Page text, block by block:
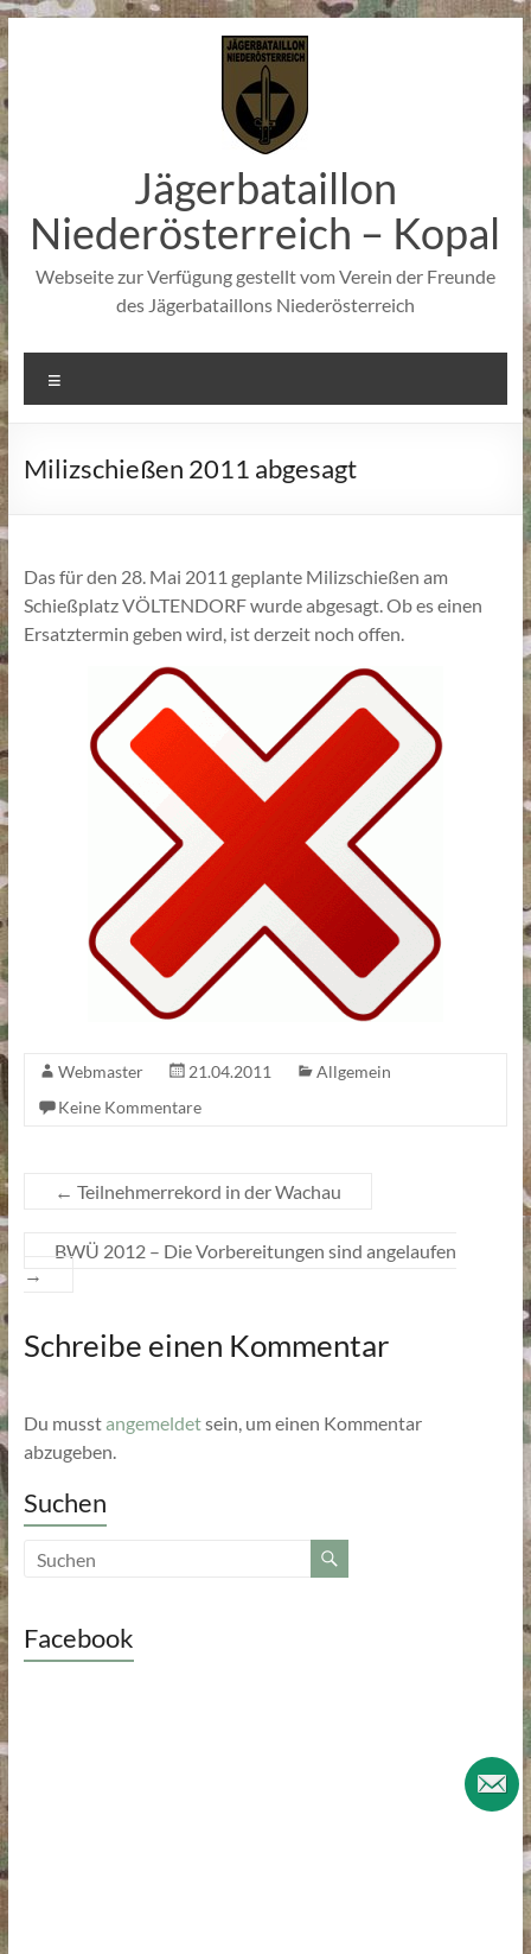
Zum
springen
Jägerbataillon
Niederösterreich – Kopal
Webseite zur Verfügung gestellt vom Verein der Freunde
des Jägerbataillons Niederösterreich
Milizschießen 2011 abgesagt
Das für den 28. Mai 2011 geplante Milizschießen am
Schießplatz VÖLTENDORF wurde abgesagt. Ob es einen
Ersatztermin geben wird, ist derzeit noch offen.
Webmaster 21.04.2011
Allgemein
Keine Kommentare
← Teilnehmerrekord in der Wachau
BWÜ 2012 – Die Vorbereitungen sind angelaufen
→
Schreibe einen Kommentar
Du musstangemeldetsein, um einen Kommentar
abzugeben.
Suchen
Facebook